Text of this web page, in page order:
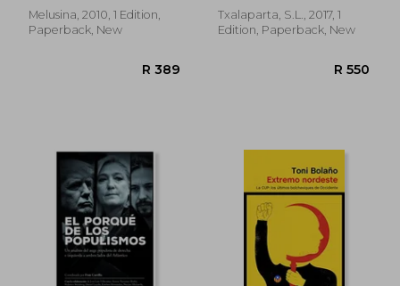
Melusina, 2010, 1 Edition,
Paperback, New
Txalaparta, S.L., 2017, 1
Edition, Paperback, New